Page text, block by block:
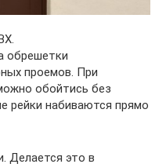
обрешетки
проемов. При
обойтись без
рейки набиваются прямо
Делается это в